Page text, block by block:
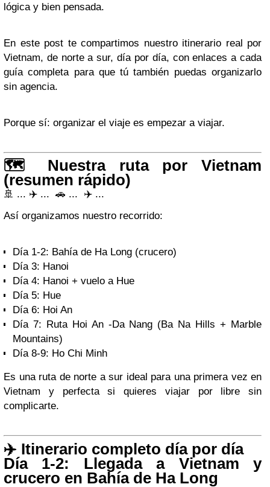
lógica y bien pensada.
En este post te compartimos nuestro itinerario real por
Vietnam, de norte a sur, día por día, con enlaces a cada
guía completa para que tú también puedas organizarlo
sin agencia.
Porque sí: organizar el viaje es empezar a viajar.
🗺️ Nuestra ruta por Vietnam
(resumen rápido)
🚢 ... ✈️ ... 🚗 ... ✈️ ...
Así organizamos nuestro recorrido:
Día 1-2: Bahía de Ha Long (crucero)
Día 3: Hanoi
Día 4: Hanoi + vuelo a Hue
Día 5: Hue
Día 6: Hoi An
Día 7: Ruta Hoi An -Da Nang (Ba Na Hills + Marble
Mountains)
Día 8-9: Ho Chi Minh
Es una ruta de norte a sur ideal para una primera vez en
Vietnam y perfecta si quieres viajar por libre sin
complicarte.
✈️ Itinerario completo día por día
Día 1-2: Llegada a Vietnam y
crucero en Bahía de Ha Long